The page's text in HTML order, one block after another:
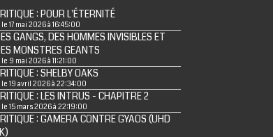
: POUR L'ÉTERNITÉ
le 17 mai 2026 à 16:45:00
GANGS, DES HOMMES INVISIBLES ET
MONSTRES GEANTS
le 9 mai 2026 à 11:21:00
: SHELBY OAKS
le 19 avril 2026 à 22:34:00
: LES INTRUS - CHAPITRE 2
le 15 mars 2026 à 22:19:00
: GAMERA CONTRE GYAOS (UHD